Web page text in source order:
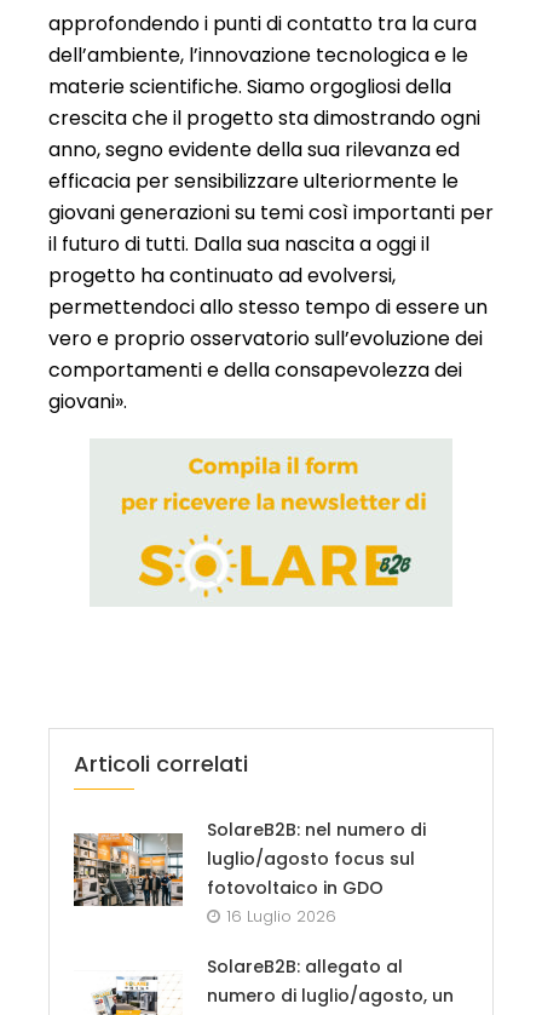
approfondendo i punti di contatto tra la cura
dell’ambiente, l’innovazione tecnologica e le
materie scientifiche. Siamo orgogliosi della
crescita che il progetto sta dimostrando ogni
anno, segno evidente della sua rilevanza ed
efficacia per sensibilizzare ulteriormente le
giovani generazioni su temi così importanti per
il futuro di tutti. Dalla sua nascita a oggi il
progetto ha continuato ad evolversi,
permettendoci allo stesso tempo di essere un
vero e proprio osservatorio sull’evoluzione dei
comportamenti e della consapevolezza dei
giovani».
Articoli correlati
SolareB2B: nel numero di
luglio/agosto focus sul
fotovoltaico in GDO
16 Luglio 2026
SolareB2B: allegato al
numero di luglio/agosto, un